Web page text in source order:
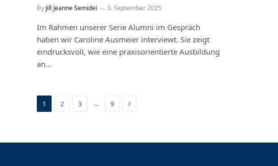
By Jill Jeanne Semidei 3. September 2025
Im Rahmen unserer Serie Alumni im Gespräch
haben wir Caroline Ausmeier interviewt. Sie zeigt
eindrucksvoll, wie eine praxisorientierte Ausbildung
an…
1 2 3 … 9 Next